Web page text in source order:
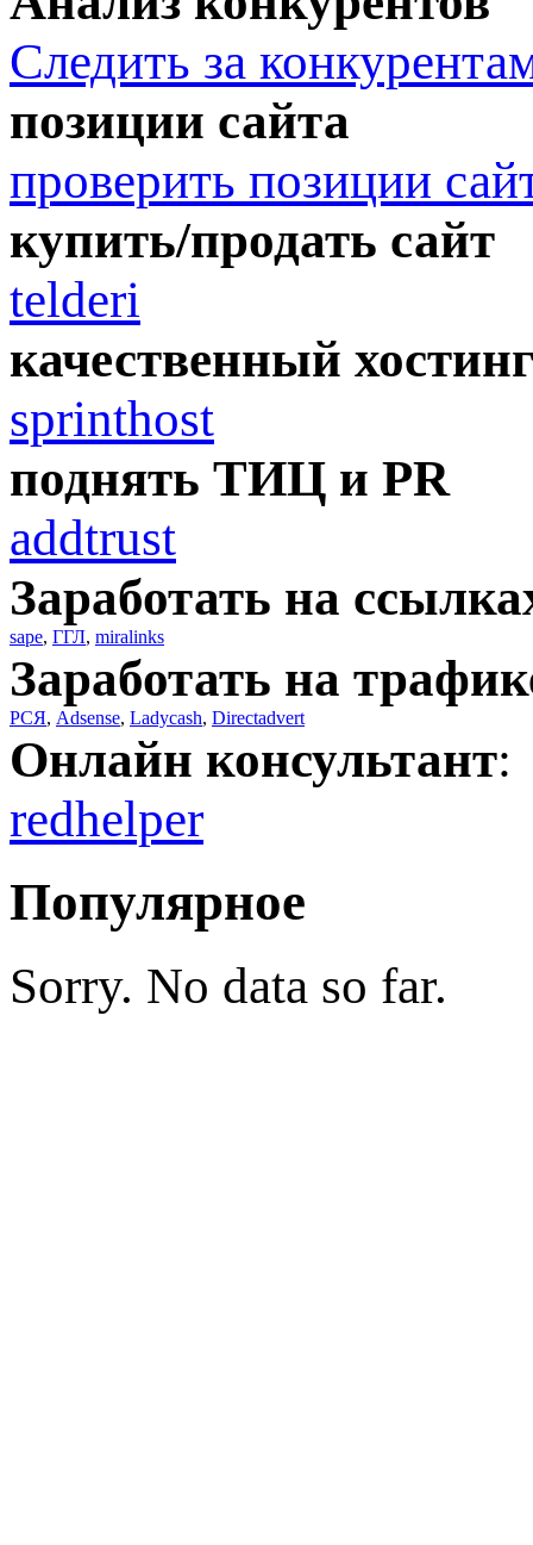
Следить за
позиции сайта
проверить позиции
купить/продать сайт
telderi
качественный
sprinthost
поднять ТИЦ и PR
addtrust
Заработать на
sape, ГГЛ, miralinks
Заработать на
РСЯ, Adsense, Ladycash, Directadvert
Онлайн консультант:
redhelper
Популярное
Sorry. No data so far.